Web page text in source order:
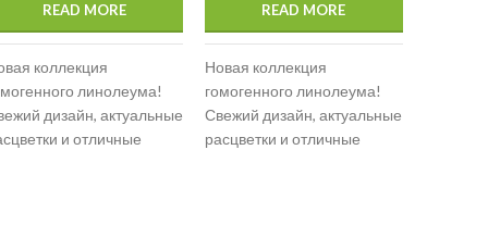
READ MORE
коллекция
линолеума!
дизайн, актуальные
и отличные
READ MORE
Новая коллекция
гомогенного линолеума!
Свежий дизайн, актуальные
расцветки и отличные